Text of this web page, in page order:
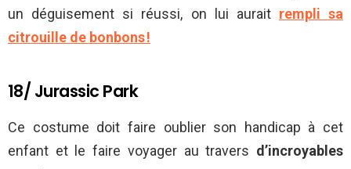
un déguisement si réussi, on lui aurait rempli sa
citrouille de bonbons !
18/ Jurassic Park
Ce costume doit faire oublier son handicap à cet
enfant et le faire voyager au travers d’incroyables